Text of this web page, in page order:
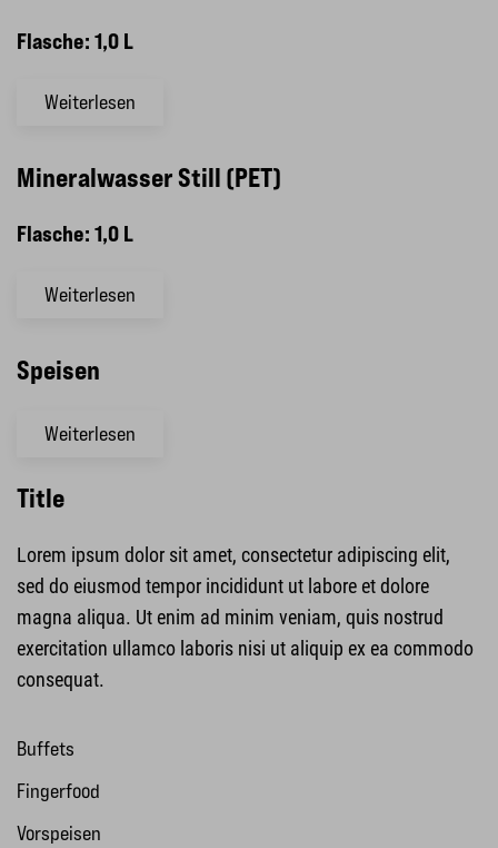
Flasche: 1,0 L
Weiterlesen
Mineralwasser Still (PET)
Flasche: 1,0 L
Weiterlesen
Speisen
Weiterlesen
Title
Lorem ipsum dolor sit amet, consectetur adipiscing elit,
sed do eiusmod tempor incididunt ut labore et dolore
magna aliqua. Ut enim ad minim veniam, quis nostrud
exercitation ullamco laboris nisi ut aliquip ex ea commodo
consequat.
Buffets
Fingerfood
Vorspeisen